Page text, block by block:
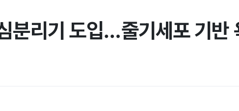
분리기 도입…줄기세포 기반